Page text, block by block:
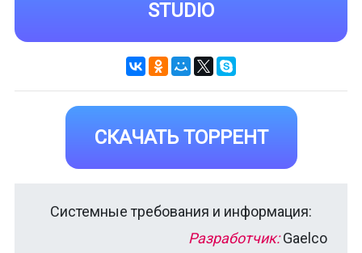
STUDIO
СКАЧАТЬ ТОРРЕНТ
Системные требования и информация:
Разработчик:Gaelco